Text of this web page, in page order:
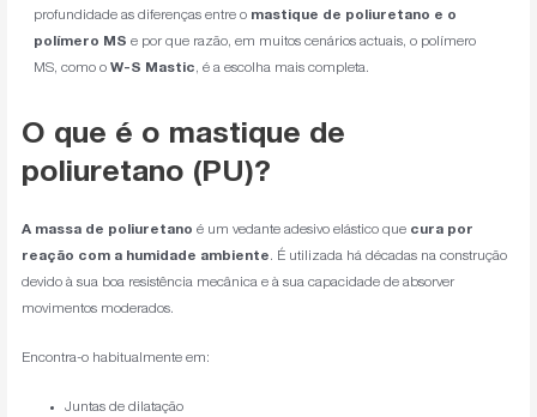
profundidade as diferenças entre o mastique de poliuretano e o
polímero MSe por que razão, em muitos cenários actuais, o polímero
MS, como oW-S Mastic, é a escolha mais completa.
O que é o mastique de
poliuretano (PU)?
A massa de poliuretano é um vedante adesivo elástico que cura por
reação com a humidade ambiente. É utilizada há décadas na construção
devido à sua boa resistência mecânica e à sua capacidade de absorver
movimentos moderados.
Encontra-o habitualmente em:
Juntas de dilatação